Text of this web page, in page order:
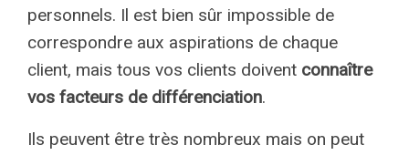
personnels. Il est bien sûr impossible de
correspondre aux aspirations de chaque
client, mais tous vos clients doivent connaître
vos facteurs de différenciation.
Ils peuvent être très nombreux mais on peut